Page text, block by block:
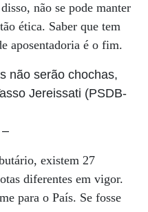
não se pode manter
ética. Saber que tem
aposentadoria é o fim.
não serão chochas,
Jereissati (PSDB-
–
existem 27
diferentes em vigor.
para o País. Se fosse